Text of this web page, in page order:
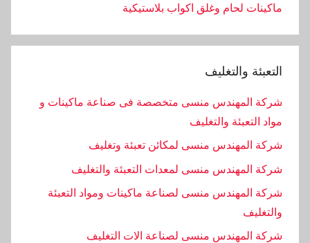
ماكينات لحام وغلق اكواب بلاستيكية
التعبئة والتغليف
شركة المهندس منسى متخصصة فى صناعة ماكينات و
مواد التعبئة والتغليف
شركة المهندس منسى لمكائن تعبئة وتغليف
شركة المهندس منسى لمعدات التعبئة والتغليف
شركة المهندس منسى لصناعة ماكينات ومواد التعبئة
والتغليف
‏شركة المهندس منسى لصناعة الات التغليف